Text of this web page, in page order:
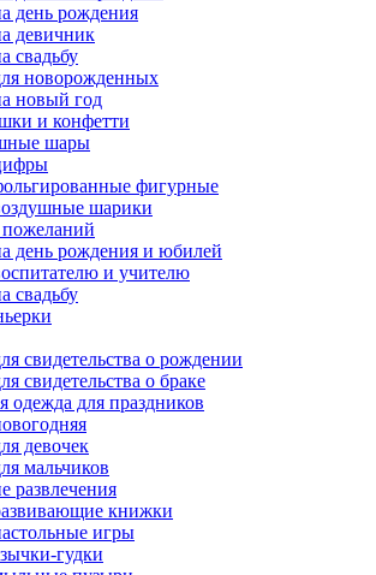
день рождения
девичник
свадьбу
новорожденных
новый год
и конфетти
шары
фигурные
шарики
день рождения и юбилей
и учителю
свадьбу
свидетельства о рождении
свидетельства о браке
одежда для праздников
девочек
мальчиков
развлечения
книжки
игры
гудки